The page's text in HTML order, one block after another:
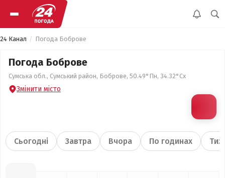
24 Канал Погода Боброве
Погода Боброве
Сумська обл., Сумський район, Боброве, 50.49°Пн, 34.32°Сх
Змінити місто
Сьогодні Завтра Вчора По годинах